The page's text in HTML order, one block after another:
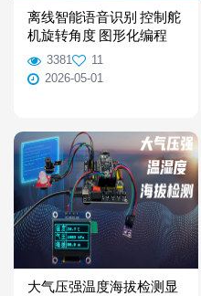
离线智能语音识别 控制舵
机旋转角度 图形化编程
3381
11
2026-05-01
大气压强温度海拔检测显